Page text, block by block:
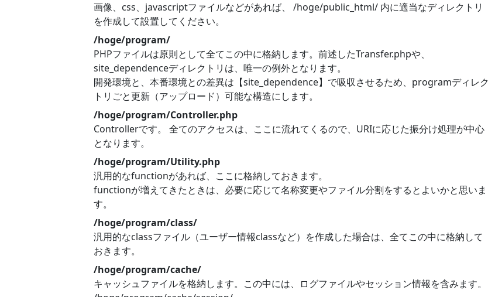
画像、css、javascriptファイルなどがあれば、 /hoge/public_html/ 内に適当なディレクトリ
を作成して設置してください。
/hoge/program/
PHPファイルは原則として全てこの中に格納します。前述したTransfer.phpや、
site_dependenceディレクトリは、唯一の例外となります。
開発環境と、本番環境との差異は【site_dependence】で吸収させるため、programディレク
トリごと更新（アップロード）可能な構造にします。
/hoge/program/Controller.php
Controllerです。 全てのアクセスは、ここに流れてくるので、URIに応じた振分け処理が中心
となります。
/hoge/program/Utility.php
汎用的なfunctionがあれば、ここに格納しておきます。
functionが増えてきたときは、必要に応じて名称変更やファイル分割をするとよいかと思いま
す。
/hoge/program/class/
汎用的なclassファイル（ユーザー情報classなど）を作成した場合は、全てこの中に格納して
おきます。
/hoge/program/cache/
キャッシュファイルを格納します。この中には、ログファイルやセッション情報を含みます。